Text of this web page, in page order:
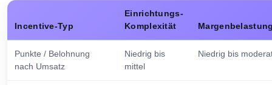
Incentive-Typ
Einrichtungs-
Komplexität
Punkte / Belohnung
nach Umsatz
Niedrig bis
mittel
Niedrig bis